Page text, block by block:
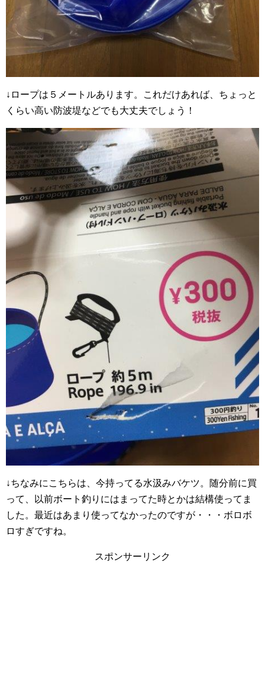
↓ロープは５メートルあります。これだけあれば、ちょっと
くらい高い防波堤などでも大丈夫でしょう！
↓ちなみにこちらは、今持ってる水汲みバケツ。随分前に買
って、以前ボート釣りにはまってた時とかは結構使ってま
した。最近はあまり使ってなかったのですが・・・ボロボ
ロすぎですね。
スポンサーリンク